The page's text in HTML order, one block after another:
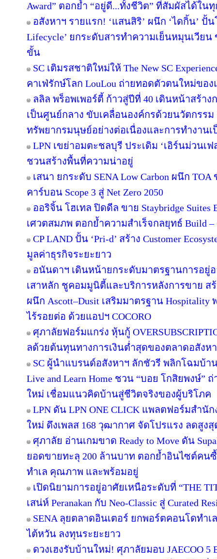
Award” ตอกย้ำ “อยู่ดี...ทั้งชีวิต” ที่สัมผัสได้ใน
อสังหาฯ รายแรก! ‘แสนสิริ’ ผนึก ‘ไดกิ้น’ ปั้น
Lifecycle’ ยกระดับสารทำความเย็นหมุนเวียน
ขั้น
SC เติมรสชาติใหม่ให้ The New SC
คาเฟ่รักษ์โลก LouLou ถ่ายทอดตัวตนใหม่ขอ
ลลิล พร็อพเพอร์ตี้ ก้าวสู่ปีที่ 40 เดินหน้าสร้า
เป็นศูนย์กลาง ขับเคลื่อนองค์กรด้วยนวัตกรร
ทรัพยากรมนุษย์อย่างต่อเนื่องและการทำงาน
LPN เขย่าอมตะชลบุรี ประเดิม ‘เอิร์นม่วนเฟ
ชวนสร้างพื้นที่ความน่าอยู่
เสนา ยกระดับ SENA Low Carbon ผนึก TOA
คาร์บอน Scope 3 สู่ Net Zero 2050
ออริจิ้น โฮเทล ปิดดีล ขาย Staybridge Suites
เศวตสมภพ ตอกย้ำความสำเร็จกลยุทธ์ Build –
CP LAND ปั้น ‘Pri-d’ สร้าง Customer
มูลค่าธุรกิจระยะยาว
อนันดาฯ เดินหน้ายกระดับมาตรฐานการอยู่อ
เสาหลัก ชูคอมมูนิตี้และบริการหลังการขาย สร้
ผนึก Ascott–Dusit เสริมมาตรฐาน
ไร้รอยต่อ ด้วยแอปฯ COCORO
ศุภาลัยฟอร์มแกร่ง หุ้นกู้
ลด้วยต้นทุนทางการเงินต่ำสุดของตลาดอสังห
SC ผู้นำแบรนด์อสังหาฯ ลักชัวรี พลิกโฉมบ้า
Live and Learn Home ชวน “บอย โกสิยพงษ์”
ใหม่ เชื่อมแนวคิดบ้านสู่ชีวิตจริงของผู้บริโภค
LPN ดัน LPN ONE CLICK แพลตฟอร์มสำนั
ใหม่ ดึงเพลส 168 วุฒากาศ จัดโปรแรง ลดสูงสุ
ศุภาลัย อ่านเกมขาด Ready to Move ดัน
ยอดขายทะลุ 200 ล้านบาท ตอกย้ำอินไซต์คน
ทำเล คุณภาพ และพร้อมอยู่
เปิดนิยามการอยู่อาศัยเหนือระดับที่ “THE
เสน่ห์ Peranakan กับ Neo-Classic สู่ Curated
SENA ลุยตลาดอินเตอร์ ยกพอร์ตคอนโดทำเ
ไต้หวัน ลงทุนระยะยาว
ดวงเฮงรับบ้านใหม่! ศุภาลัยมอบ JAECOO